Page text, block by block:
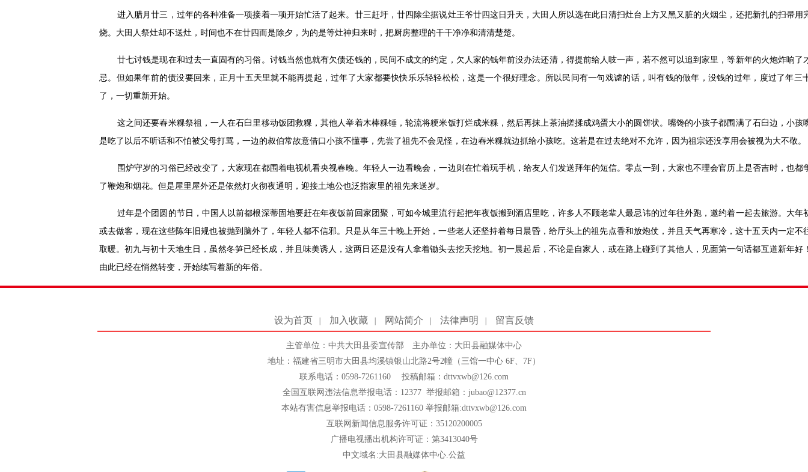
进入腊月廿三，过年的各种准备一项接着一项开始忙活了起来。廿三赶圩，廿四除尘据说灶王爷廿四这日升天，大田人所以选在此日清扫灶台上方又黑又脏的火烟尘，还把新扎的扫帚用
烧。大田人祭灶却不送灶，时间也不在廿四而是除夕，为的是等灶神归来时，把厨房整理的干干净净和清清楚楚。
廿七讨钱是现在和过去一直固有的习俗。讨钱当然也就有欠债还钱的，民间不成文的约定，欠人家的钱年前没办法还清，得提前给人吱一声，若不然可以追到家里，等新年的火炮炸响了
忌。但如果年前的债没要回来，正月十五天里就不能再提起，过年了大家都要快快乐乐轻轻松松，这是一个很好理念。所以民间有一句戏谑的话，叫有钱的做年，没钱的过年，度过了年三
了，一切重新开始。
这之间还要舂米粿祭祖，一人在石臼里移动饭团救粿，其他人举着木棒粿锤，轮流将粳米饭打烂成米粿，然后再抹上茶油搓揉成鸡蛋大小的圆饼状。嘴馋的小孩子都围满了石臼边，小孩
是吃了以后不听话和不怕被父母打骂，一边的叔伯常故意借口小孩不懂事，先尝了祖先不会见怪，在边舂米粿就边抓给小孩吃。这若是在过去绝对不允许，因为祖宗还没享用会被视为大不敬。
围炉守岁的习俗已经改变了，大家现在都围着电视机看央视春晚。年轻人一边看晚会，一边则在忙着玩手机，给友人们发送拜年的短信。零点一到，大家也不理会官历上是否吉时，也都
了鞭炮和烟花。但是屋里屋外还是依然灯火彻夜通明，迎接土地公也泛指家里的祖先来送岁。
过年是个团圆的节日，中国人以前都根深蒂固地要赶在年夜饭前回家团聚，可如今城里流行起把年夜饭搬到酒店里吃，许多人不顾老辈人最忌讳的过年往外跑，邀约着一起去旅游。大年
或去做客，现在这些陈年旧规也被抛到脑外了，年轻人都不信邪。只是从年三十晚上开始，一些老人还坚持着每日晨昏，给厅头上的祖先点香和放炮仗，并且天气再寒冷，这十五天内一定不
取暖。初九与初十天地生日，虽然冬笋已经长成，并且味美诱人，这两日还是没有人拿着锄头去挖天挖地。初一晨起后，不论是自家人，或在路上碰到了其他人，见面第一句话都互道新年好
由此已经在悄然转变，开始续写着新的年俗。
设为首页 加入收藏 网站简介 法律声明 留言反馈
主管单位：中共大田县委宣传部 主办单位：大田县融媒体中心
地址：福建省三明市大田县均溪镇银山北路2号2幢（三馆一中心 6F、7F）
联系电话：0598-7261160 投稿邮箱：dttvxwb@126.com
全国互联网违法信息举报电话：12377 举报邮箱：jubao@12377.cn
本站有害信息举报电话：0598-7261160 举报邮箱:dttvxwb@126.com
互联网新闻信息服务许可证：35120200005
广播电视播出机构许可证：第3413040号
中文域名:大田县融媒体中心.公益